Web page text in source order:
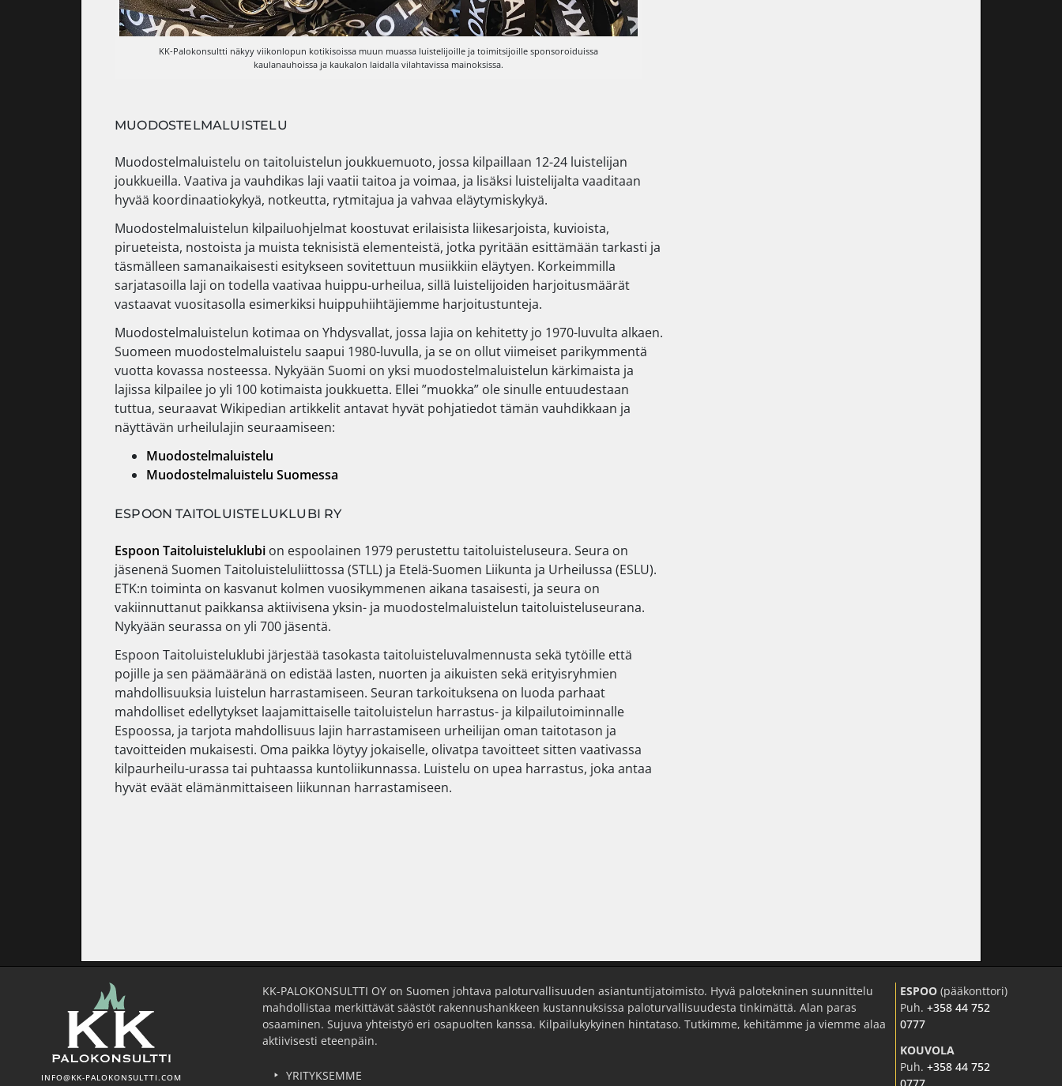
KK-Palokonsultti näkyy viikonlopun kotikisoissa muun muassa luistelijoille ja toimitsijoille sponsoroiduissa
kaulanauhoissa ja kaukalon laidalla vilahtavissa mainoksissa.
MUODOSTELMALUISTELU
Muodostelmaluistelu on taitoluistelun joukkuemuoto, jossa kilpaillaan 12-24 luistelijan
joukkueilla. Vaativa ja vauhdikas laji vaatii taitoa ja voimaa, ja lisäksi luistelijalta vaaditaan
hyvää koordinaatiokykyä, notkeutta, rytmitajua ja vahvaa eläytymiskykyä.
Muodostelmaluistelun kilpailuohjelmat koostuvat erilaisista liikesarjoista, kuvioista,
pirueteista, nostoista ja muista teknisistä elementeistä, jotka pyritään esittämään tarkasti ja
täsmälleen samanaikaisesti esitykseen sovitettuun musiikkiin eläytyen. Korkeimmilla
sarjatasoilla laji on todella vaativaa huippu-urheilua, sillä luistelijoiden harjoitusmäärät
vastaavat vuositasolla esimerkiksi huippuhiihtäjiemme harjoitustunteja.
Muodostelmaluistelun kotimaa on Yhdysvallat, jossa lajia on kehitetty jo 1970-luvulta alkaen.
Suomeen muodostelmaluistelu saapui 1980-luvulla, ja se on ollut viimeiset parikymmentä
vuotta kovassa nosteessa. Nykyään Suomi on yksi muodostelmaluistelun kärkimaista ja
lajissa kilpailee jo yli 100 kotimaista joukkuetta. Ellei ”muokka” ole sinulle entuudestaan
tuttua, seuraavat Wikipedian artikkelit antavat hyvät pohjatiedot tämän vauhdikkaan ja
näyttävän urheilulajin seuraamiseen:
Muodostelmaluistelu
Muodostelmaluistelu Suomessa
ESPOON TAITOLUISTELUKLUBI RY
Espoon Taitoluisteluklubi on espoolainen 1979 perustettu taitoluisteluseura. Seura on
jäsenenä Suomen Taitoluisteluliittossa (STLL) ja Etelä-Suomen Liikunta ja Urheilussa (ESLU).
ETK:n toiminta on kasvanut kolmen vuosikymmenen aikana tasaisesti, ja seura on
vakiinnuttanut paikkansa aktiivisena yksin- ja muodostelmaluistelun taitoluisteluseurana.
Nykyään seurassa on yli 700 jäsentä.
Espoon Taitoluisteluklubi järjestää tasokasta taitoluisteluvalmennusta sekä tytöille että
pojille ja sen päämääränä on edistää lasten, nuorten ja aikuisten sekä erityisryhmien
mahdollisuuksia luistelun harrastamiseen. Seuran tarkoituksena on luoda parhaat
mahdolliset edellytykset laajamittaiselle taitoluistelun harrastus- ja kilpailutoiminnalle
Espoossa, ja tarjota mahdollisuus lajin harrastamiseen urheilijan oman taitotason ja
tavoitteiden mukaisesti. Oma paikka löytyy jokaiselle, olivatpa tavoitteet sitten vaativassa
kilpaurheilu-urassa tai puhtaassa kuntoliikunnassa. Luistelu on upea harrastus, joka antaa
hyvät eväät elämänmittaiseen liikunnan harrastamiseen.
INFO@KK-PALOKONSULTTI.COM
KK-PALOKONSULTTI OY on Suomen johtava paloturvallisuuden asiantuntijatoimisto. Hyvä palotekninen suunnittelu
mahdollistaa merkittävät säästöt rakennushankkeen kustannuksissa paloturvallisuudesta tinkimättä. Alan paras
osaaminen. Sujuva yhteistyö eri osapuolten kanssa. Kilpailukykyinen hintataso. Tutkimme, kehitämme ja viemme alaa
aktiivisesti eteenpäin.
YRITYKSEMME
ESPOO (pääkonttori)
Puh.+358 44 752
0777
KOUVOLA
Puh.+358 44 752